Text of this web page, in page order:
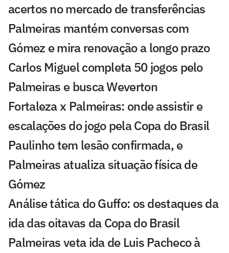
acertos no mercado de transferências
Palmeiras mantém conversas com
Gómez e mira renovação a longo prazo
Carlos Miguel completa 50 jogos pelo
Palmeiras e busca Weverton
Fortaleza x Palmeiras: onde assistir e
escalações do jogo pela Copa do Brasil
Paulinho tem lesão confirmada, e
Palmeiras atualiza situação física de
Gómez
Análise tática do Guffo: os destaques da
ida das oitavas da Copa do Brasil
Palmeiras veta ida de Luis Pacheco à